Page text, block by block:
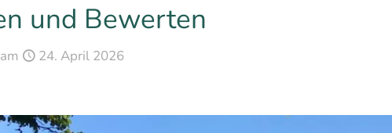
und Bewerten
am 24. April 2026